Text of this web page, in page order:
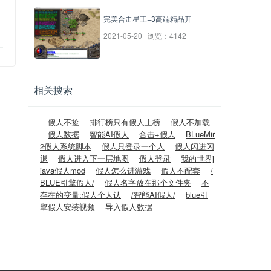
完美合击星王+3高端精品开
2021-05-20 浏览：4142
相关搜索
假人不捡 排行榜只有假人上榜
假人不加载
假人数据
智能AI假人 合击+假人
BLueMir
2假人系统脚本
假人只登录一个人
假人闪进闪
退
假人进入下一层地图 假人登录
我的世界j
iava假人mod
假人怎么进游戏 假人不配套
/
BLUE引擎假人/
假人名字放在那个文件夹
不
存在的变量:假人个人认
/智能AI假人/
blue引
擎假人安装视频
导入假人数据